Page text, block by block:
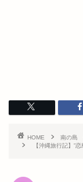
HOME
南の島
【沖縄旅行記】”